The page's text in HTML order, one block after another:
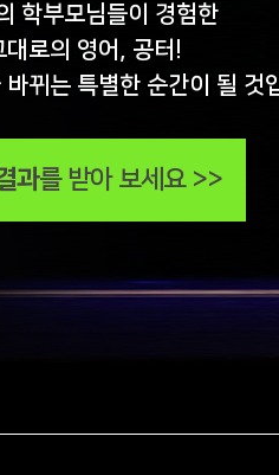
석수하우스스토리 상
>>
학부모님들이 경험한
대로의 영어, 공터!
바뀌는 특별한 순간이 될 것
과를 받아 보세요 >>